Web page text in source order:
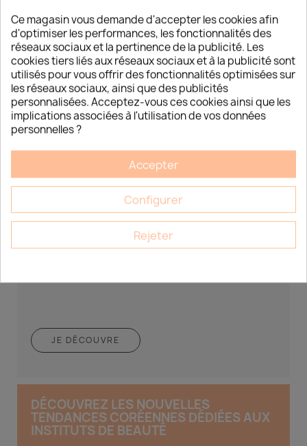
DÉCOUVREZ LES NOUVELLES
TENDANCES CORÉENNES DÉDIÉES AUX
INSTITUTS DE BEAUTÉ
Découvrez les nouvelles tendances coréennes dédiées
aux instituts de beauté Esthétique Market 15 Chemin du
JE DÉCOUVRE
DÉCOUVREZ LES NOUVELLES
TENDANCES CORÉENNES DÉDIÉES AUX
INSTITUTS DE BEAUTÉ
Ce magasin vous demande d'accepter les cookies afin
d'optimiser les performances, les fonctionnalités des
réseaux sociaux et la pertinence de la publicité. Les
cookies tiers liés aux réseaux sociaux et à la publicité sont
utilisés pour vous offrir des fonctionnalités optimisées sur
les réseaux sociaux, ainsi que des publicités
personnalisées. Acceptez-vous ces cookies ainsi que les
implications associées à l'utilisation de vos données
personnelles ?
Accepter
Configurer
Rejeter